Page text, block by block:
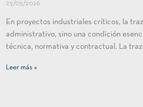
25/05/2026
En proyectos industriales críticos, la
administrativo, sino una condición
técnica, normativa y contractual. La
Leer más »